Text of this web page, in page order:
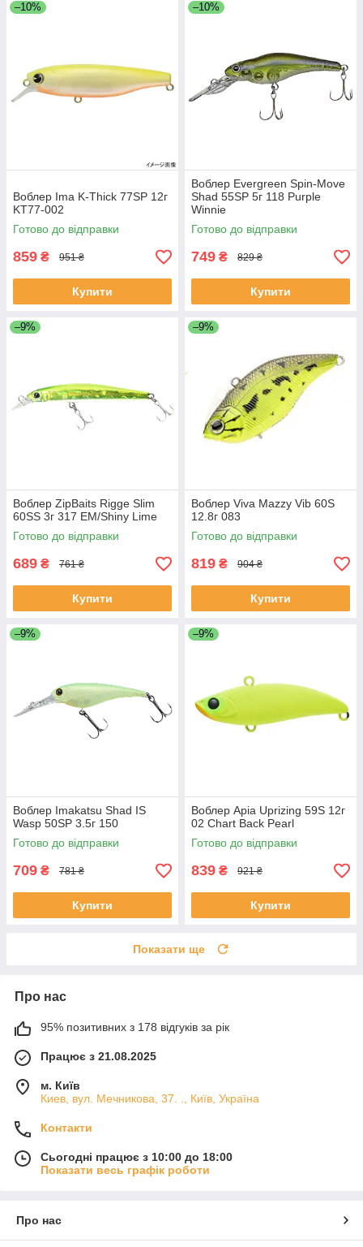
–10%
Воблер Ima K-Thick 77SP 12г
KT77-002
Готово до відправки
859 ₴ 951 ₴
Купити
–10%
Воблер Evergreen Spin-Move
Shad 55SP 5г 118 Purple
Winnie
Готово до відправки
749 ₴ 829 ₴
Купити
–9%
Воблер ZipBaits Rigge Slim
60SS 3г 317 EM/Shiny Lime
Готово до відправки
689 ₴ 761 ₴
Купити
–9%
Воблер Viva Mazzy Vib 60S
12.8г 083
Готово до відправки
819 ₴ 904 ₴
Купити
–9%
Воблер Imakatsu Shad IS
Wasp 50SP 3.5г 150
Готово до відправки
709 ₴ 781 ₴
Купити
–9%
Воблер Apia Uprizing 59S 12г
02 Chart Back Pearl
Готово до відправки
839 ₴ 921 ₴
Купити
Показати ще
Про нас
95% позитивних з 178 відгуків за рік
Працює з 21.08.2025
м. Київ
Киев, вул. Мечникова, 37. ., Київ, Україна
Контакти
Сьогодні працює з 10:00 до 18:00
Показати весь графік роботи
Про нас